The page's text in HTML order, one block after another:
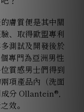
膚質便是其中關
、取得歐盟專利
測試及開發後於
專門為亞洲男性
質感男士們得到
項產品內（洗面
分 Ollantein®，
效。